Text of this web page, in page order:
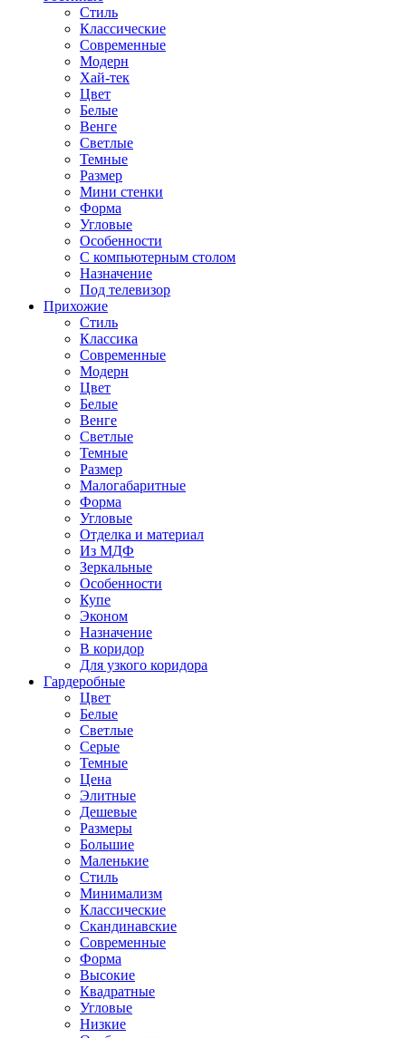
Стиль
Классические
Современные
Модерн
Хай-тек
Цвет
Белые
Венге
Светлые
Темные
Размер
Мини стенки
Форма
Угловые
Особенности
С компьютерным столом
Назначение
Под телевизор
Прихожие
Стиль
Классика
Современные
Модерн
Цвет
Белые
Венге
Светлые
Темные
Размер
Малогабаритные
Форма
Угловые
Отделка и материал
Из МДФ
Зеркальные
Особенности
Купе
Эконом
Назначение
В коридор
Для узкого коридора
Гардеробные
Цвет
Белые
Светлые
Серые
Темные
Цена
Элитные
Дешевые
Размеры
Большие
Маленькие
Стиль
Минимализм
Классические
Скандинавские
Современные
Форма
Высокие
Квадратные
Угловые
Низкие